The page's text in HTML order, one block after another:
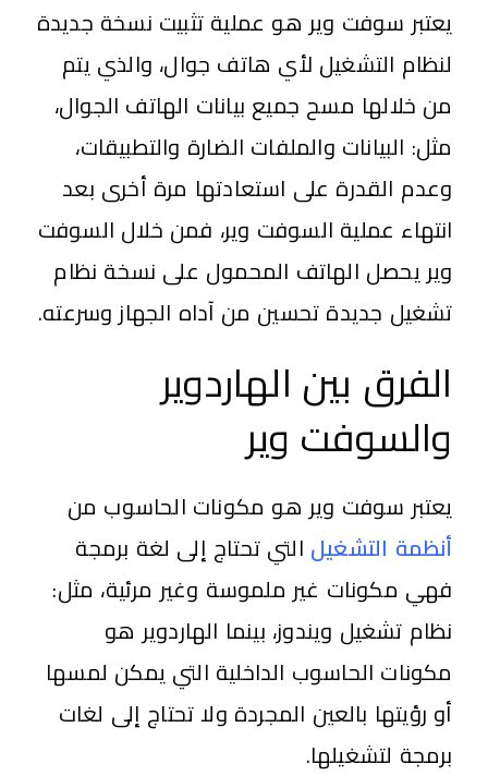
يعتبر سوفت وير هو عملية تثبيت نسخة جديدة
لنظام التشغيل لأي هاتف جوال، والذي يتم
من خلالها مسح جميع بيانات الهاتف الجوال،
مثل: البيانات والملفات الضارة والتطبيقات،
وعدم القدرة على استعادتها مرة أخرى بعد
انتهاء عملية السوفت وير، فمن خلال السوفت
وير يحصل الهاتف المحمول على نسخة نظام
تشغيل جديدة تحسين من آداه الجهاز وسرعته.
الفرق بين الهاردوير
والسوفت وير
يعتبر سوفت وير هو مكونات الحاسوب من
أنظمة التشغيل التي تحتاج إلى لغة برمجة
فهي مكونات غير ملموسة وغير مرئية، مثل:
نظام تشغيل ويندوز، بينما الهاردوير هو
مكونات الحاسوب الداخلية التي يمكن لمسها
أو رؤيتها بالعين المجردة ولا تحتاج إلى لغات
برمجة لتشغيلها.